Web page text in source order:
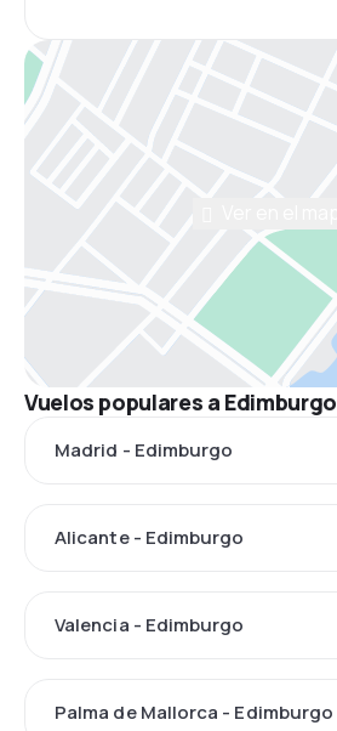
Vuelos populares a Edimburgo
Madrid - Edimburgo
Alicante - Edimburgo
Valencia - Edimburgo
Palma de Mallorca - Edimburgo